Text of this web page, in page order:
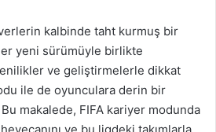
kalbinde taht kurmuş bir
yeni sürümüyle birlikte
ve geliştirmelerle dikkat
ile de oyunculara derin bir
makalede, FIFA kariyer modunda
ve bu ligdeki takımlarla